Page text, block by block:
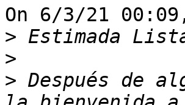
On 6/3/21
>
>
> Después de